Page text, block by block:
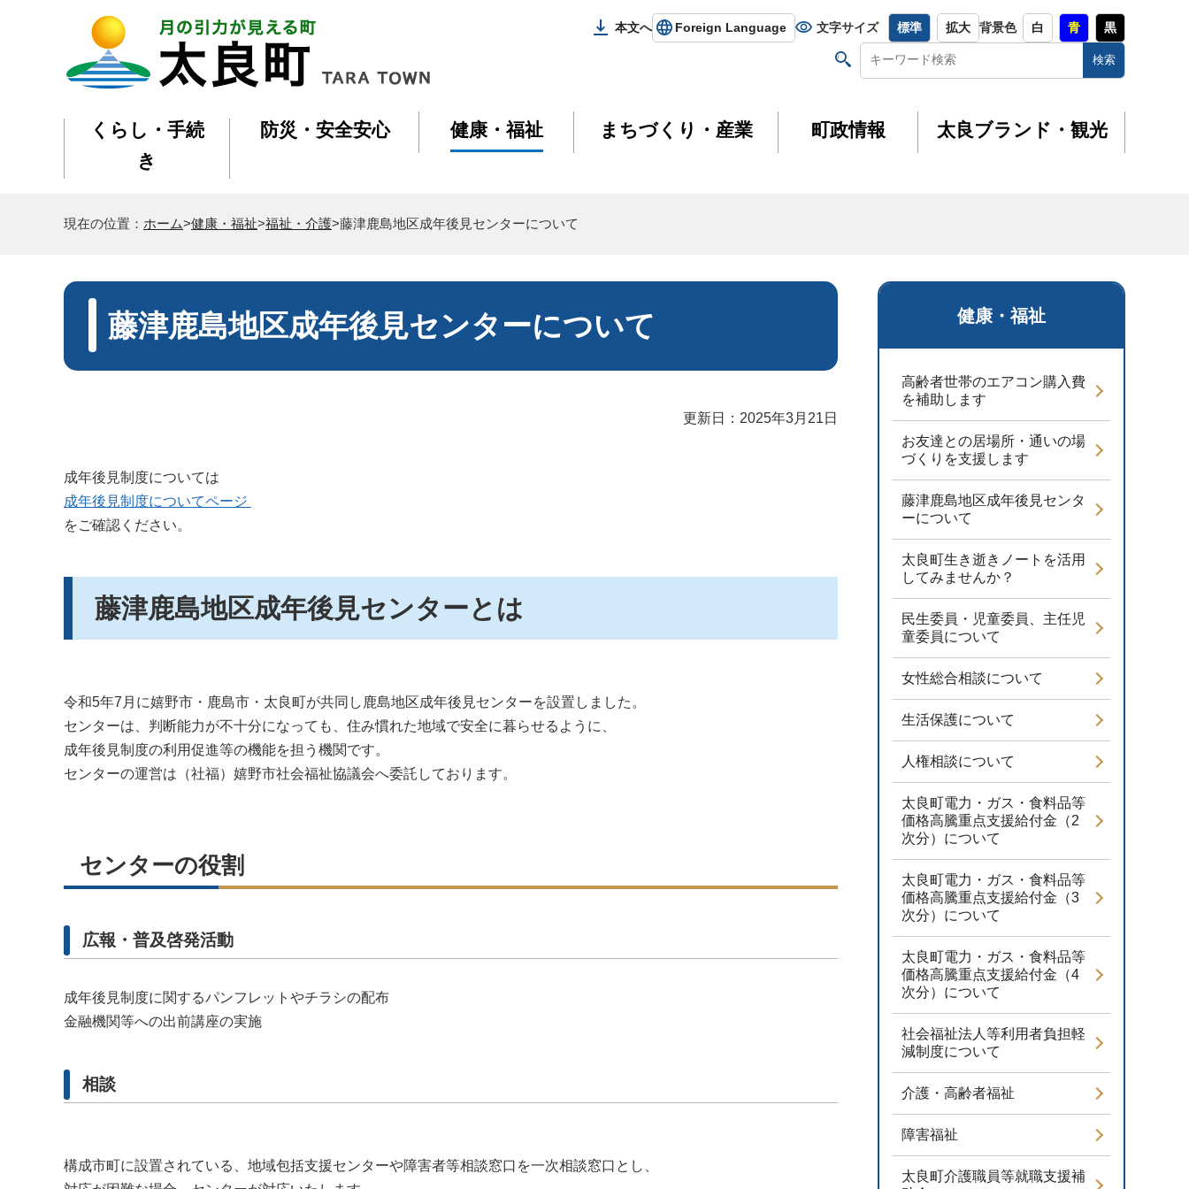
本文へ Foreign Language 文字サイズ 標準 拡大 背景色 白 青 黒
くらし・手続
き
防災・安全安心 健康・福祉 まちづくり・産業 町政情報 太良ブランド・観光
現在の位置： ホーム>健康・福祉>福祉・介護>藤津鹿島地区成年後見センターについて
健康・福祉
高齢者世帯のエアコン購入費
を補助します
お友達との居場所・通いの場
づくりを支援します
藤津鹿島地区成年後見センタ
ーについて
太良町生き逝きノートを活用
してみませんか？
民生委員・児童委員、主任児
童委員について
女性総合相談について
生活保護について
人権相談について
太良町電力・ガス・食料品等
価格高騰重点支援給付金（2
次分）について
太良町電力・ガス・食料品等
価格高騰重点支援給付金（3
次分）について
太良町電力・ガス・食料品等
価格高騰重点支援給付金（4
次分）について
社会福祉法人等利用者負担軽
減制度について
介護・高齢者福祉
障害福祉
太良町介護職員等就職支援補
藤津鹿島地区成年後見センターについて
更新日：2025年3月21日
成年後見制度については
成年後見制度についてページ
をご確認ください。
藤津鹿島地区成年後見センターとは
令和5年7月に嬉野市・鹿島市・太良町が共同し鹿島地区成年後見センターを設置しました。
センターは、判断能力が不十分になっても、住み慣れた地域で安全に暮らせるように、
成年後見制度の利用促進等の機能を担う機関です。
センターの運営は（社福）嬉野市社会福祉協議会へ委託しております。
センターの役割
広報・普及啓発活動
成年後見制度に関するパンフレットやチラシの配布
金融機関等への出前講座の実施
相談
構成市町に設置されている、地域包括支援センターや障害者等相談窓口を一次相談窓口とし、